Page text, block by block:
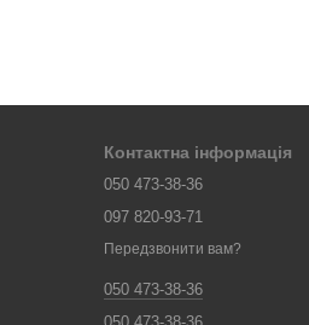
Контактна інформація
050 473-38-36
097 820-93-71
Передзвонити вам?
050 473-38-36